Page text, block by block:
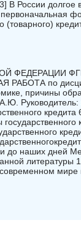
В России долгое
ФЕДЕРАЦИИ
РАБОТА по
причины
Руководитель:
и до наших дней
литературы
мире